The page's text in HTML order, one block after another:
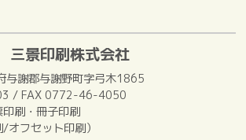
三景印刷株式会社
謝郡与謝野町字弓木1865
/ FAX 0772-46-4050
刷・冊子印刷
/オフセット印刷）